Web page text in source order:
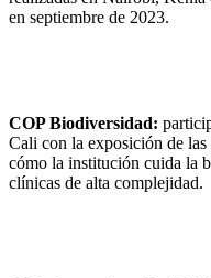
en septiembre de 2023.
COP Biodiversidad:
Cali con la exposición de las
cómo la institución cuida la
clínicas de alta complejidad.